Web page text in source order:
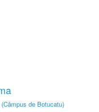
de Botucatu)